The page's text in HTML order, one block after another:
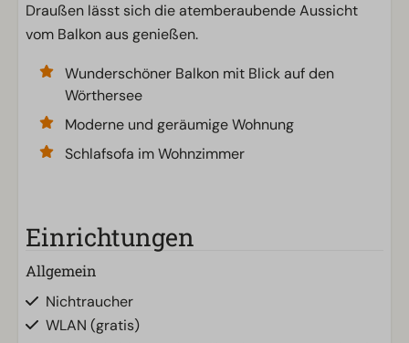
Draußen lässt sich die atemberaubende Aussicht
vom Balkon aus genießen.
Wunderschöner Balkon mit Blick auf den
Wörthersee
Moderne und geräumige Wohnung
Schlafsofa im Wohnzimmer
Einrichtungen
Allgemein
Nichtraucher
WLAN (gratis)